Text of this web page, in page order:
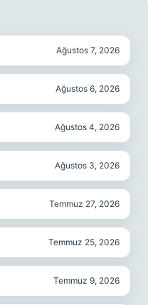
Ağustos 7, 2026
Ağustos 6, 2026
Ağustos 4, 2026
Ağustos 3, 2026
Temmuz 27, 2026
Temmuz 25, 2026
Temmuz 9, 2026